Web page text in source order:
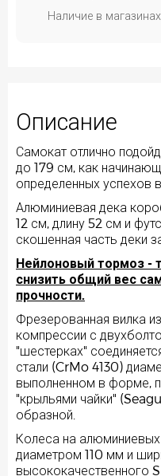
Наличие в
Описание
Самокат отлично
до 179 см, как
определенных успехов в
Алюминиевая дека
12 см, длину 52 см и
скошенная часть деки
Нейлоновый тормоз -
снизить общий вес
прочности.
Фрезерованная вилка
компрессии с
"шестерках"
стали (CrMo 4130)
выполненном в форме,
"крыльями чайки"
образной.
Колеса на
диаметром 110 мм и
высококачественного